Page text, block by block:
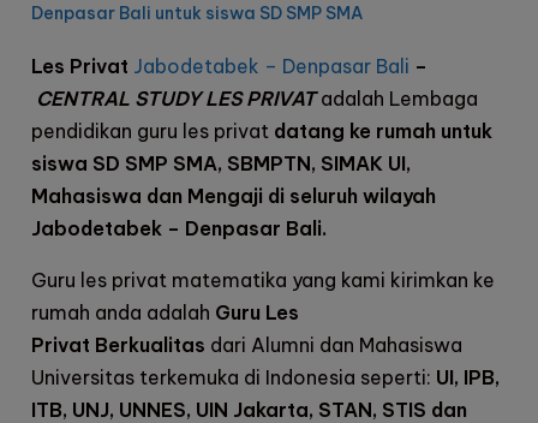
Denpasar Bali untuk siswa SD SMP SMA
Les Privat Jabodetabek – Denpasar Bali –
CENTRAL STUDY LES PRIVATadalah Lembaga
pendidikan guru les privat datang ke rumah untuk
siswa SD SMP SMA, SBMPTN, SIMAK UI,
Mahasiswa dan Mengaji di seluruh wilayah
Jabodetabek – Denpasar Bali.
Guru les privat matematika yang kami kirimkan ke
rumah anda adalah Guru Les
Privat Berkualitas dari Alumni dan Mahasiswa
Universitas terkemuka di Indonesia seperti: UI, IPB,
ITB, UNJ, UNNES, UIN Jakarta, STAN, STIS dan